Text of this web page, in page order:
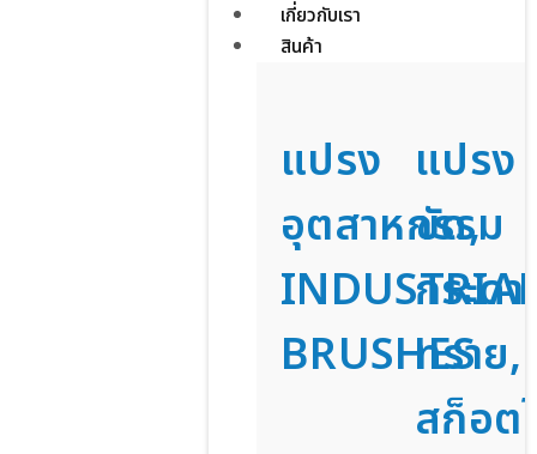
เกี่ยวกับเรา
สินค้า
แปรง
อุตสาหกรรม
BRUSHES
แปรง
ขัด,
กระด
ทราย,
สก็อต